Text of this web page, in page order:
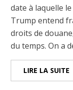
date à laquelle
Trump entend
droits de
du temps. On a
LIRE LA SUITE